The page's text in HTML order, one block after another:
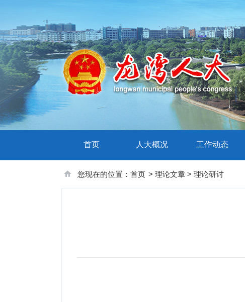
首页 人大概况 工作动态
您现在的位置： 首页 > 理论文章 > 理论研讨